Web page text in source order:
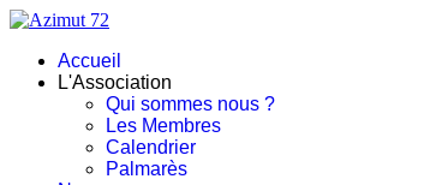
Accueil
L'Association
Qui sommes nous ?
Les Membres
Calendrier
Palmarès